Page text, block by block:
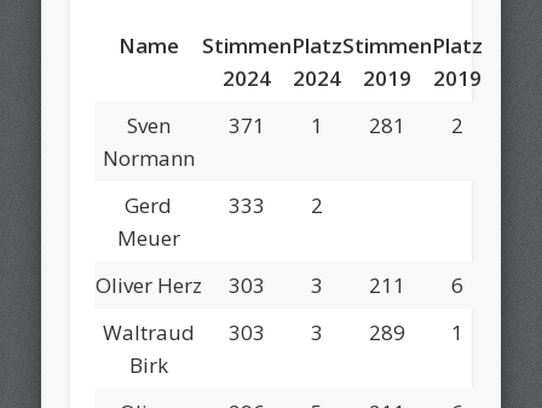
Name
Stimmen
2024
Platz
2024
Stimmen
2019
Platz
2019
Sven
Normann
371 1 281 2
Gerd
Meuer
333 2
Oliver Herz 303 3 211
6
Waltraud
Birk
303 3 289 1